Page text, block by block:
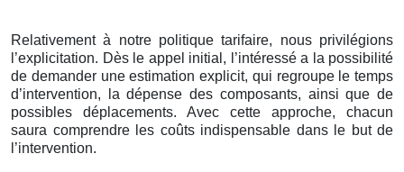
Relativement à notre politique tarifaire, nous privilégions
l’explicitation. Dès le appel initial, l’intéressé a la possibilité
de demander une estimation explicit, qui regroupe le temps
d’intervention, la dépense des composants, ainsi que de
possibles déplacements. Avec cette approche, chacun
saura comprendre les coûts indispensable dans le but de
l’intervention.